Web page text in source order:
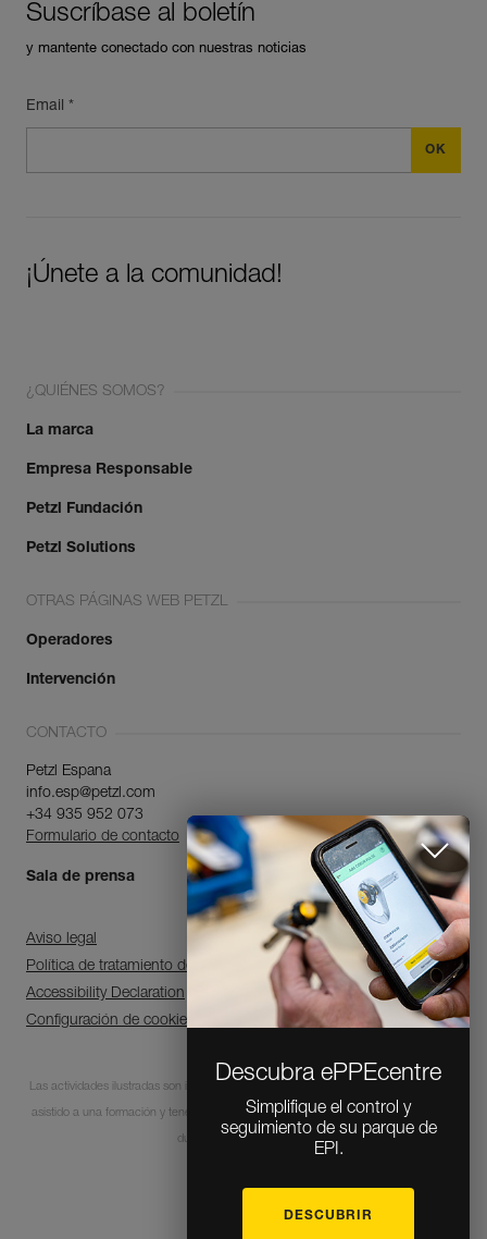
Descubra ePPEcentre
Simplifique el control y
seguimiento de su parque de
EPI.
Suscríbase al boletín
y mantente conectado con nuestras noticias
Email *
¡Únete a la comunidad!
¿QUIÉNES SOMOS?
La marca
Empresa Responsable
Petzl Fundación
Petzl Solutions
OTRAS PÁGINAS WEB PETZL
Operadores
Intervención
CONTACTO
Petzl Espana
info.esp@petzl.com
+34 935 952 073
Formulario de contacto
Sala de prensa
Aviso legal
Política de tratamiento de datos personales y gestión de cookies
Accessibility Declaration
Configuración de cookies
Las actividades ilustradas son intrínsecamente peligrosas. Cada usuario debe haber
asistido a una formación y tener las competencias para la utilización de los equipos
durante estas actividades.
© 1995-2026 Petzl